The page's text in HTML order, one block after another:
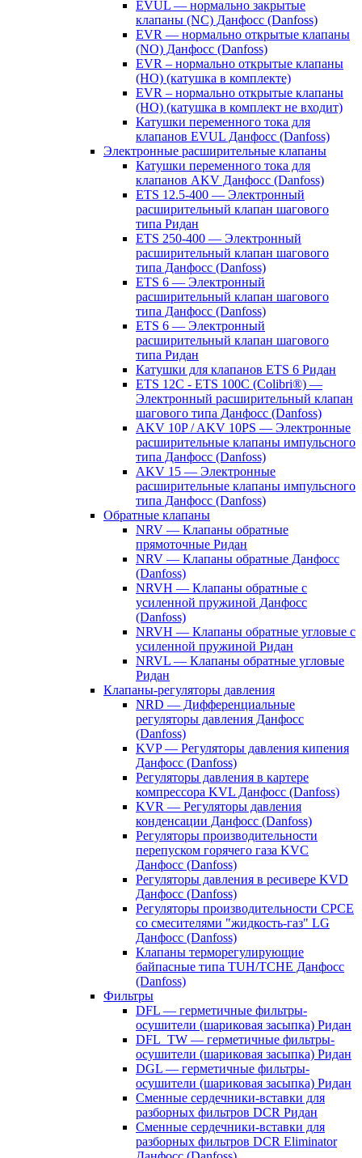
EVUL — нормально закрытые
клапаны (NC) Данфосс (Danfoss)
EVR — нормально открытые клапаны
(NO) Данфосс (Danfoss)
EVR – нормально открытые клапаны
(НО) (катушка в комплекте)
EVR – нормально открытые клапаны
(НО) (катушка в комплект не входит)
Катушки переменного тока для
клапанов EVUL Данфосс (Danfoss)
Электронные расширительные клапаны
Катушки переменного тока для
клапанов AKV Данфосс (Danfoss)
ETS 12.5-400 — Электронный
расширительный клапан шагового
типа Ридан
ETS 250-400 — Электронный
расширительный клапан шагового
типа Данфосс (Danfoss)
ETS 6 — Электронный
расширительный клапан шагового
типа Данфосс (Danfoss)
ETS 6 — Электронный
расширительный клапан шагового
типа Ридан
Катушки для клапанов ETS 6 Ридан
ETS 12C - ETS 100C (Colibri®) —
Электронный расширительный клапан
шагового типа Данфосс (Danfoss)
AKV 10P / AKV 10PS — Электронные
расширительные клапаны импульсного
типа Данфосс (Danfoss)
AKV 15 — Электронные
расширительные клапаны импульсного
типа Данфосс (Danfoss)
Обратные клапаны
NRV — Клапаны обратные
прямоточные Ридан
NRV — Клапаны обратные Данфосс
(Danfoss)
NRVH — Клапаны обратные с
усиленной пружиной Данфосс
(Danfoss)
NRVH — Клапаны обратные угловые с
усиленной пружиной Ридан
NRVL — Клапаны обратные угловые
Ридан
Клапаны-регуляторы давления
NRD — Дифференциальные
регуляторы давления Данфосс
(Danfoss)
KVP — Регуляторы давления кипения
Данфосс (Danfoss)
Регуляторы давления в картере
компрессора KVL Данфосс (Danfoss)
KVR — Регуляторы давления
конденсации Данфосс (Danfoss)
Регуляторы производительности
перепуском горячего газа KVC
Данфосс (Danfoss)
Регуляторы давления в ресивере KVD
Данфосс (Danfoss)
Регуляторы производительности CPCE
со смесителями "жидкость-газ" LG
Данфосс (Danfoss)
Клапаны терморегулирующие
байпасные типа TUH/TCHE Данфосс
(Danfoss)
Фильтры
DFL — герметичные фильтры-
осушители (шариковая засыпка) Ридан
DFL_TW — герметичные фильтры-
осушители (шариковая засыпка) Ридан
DGL — герметичные фильтры-
осушители (шариковая засыпка) Ридан
Сменные сердечники-вставки для
разборных фильтров DCR Ридан
Сменные сердечники-вставки для
разборных фильтров DCR Eliminator